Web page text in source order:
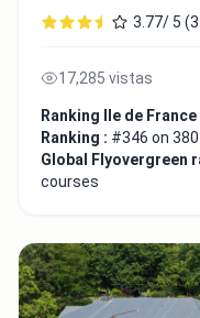
3.77/ 5
17,285 vistas
Ranking Ile de France
Ranking : #346 on
Global Flyovergreen
courses